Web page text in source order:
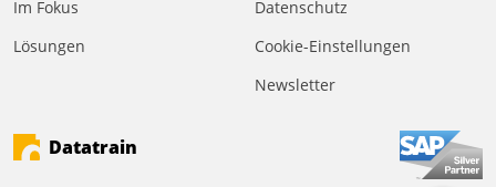
Bewerben können sich
dafür ein Team
Im Fokus
Lösungen
Datenschutz
Cookie-Einstellungen
Newsletter
Datatrain